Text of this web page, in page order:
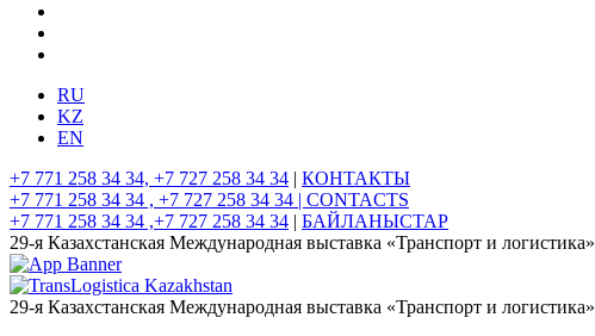
RU
KZ
EN
+7 771 258 34 34, +7 727 258 34 34 | КОНТАКТЫ
+7 771 258 34 34 , +7 727 258 34 34 | CONTACTS
+7 771 258 34 34 ,+7 727 258 34 34 | БАЙЛАНЫСТАР
29-я Казахстанская Международная выставка «Транспорт и логистика»
29-я Казахстанская Международная выставка «Транспорт и логистика»